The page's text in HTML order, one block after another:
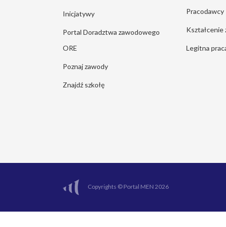
Inicjatywy
Portal Doradztwa zawodowego
ORE
Poznaj zawody
Znajdź szkołę
Pracodawcy
Kształcenie
Legitna
Copyrights © Portal MEN 2026